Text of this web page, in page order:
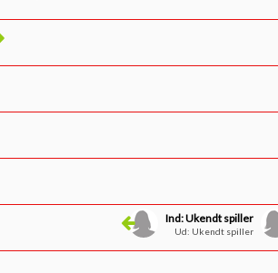
Ind: Ukendt spiller
Ud: Ukendt spiller